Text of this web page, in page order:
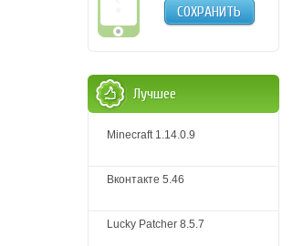
СОХРАНИТЬ
Лучшее
Minecraft 1.14.0.9
Вконтакте 5.46
Lucky Patcher 8.5.7